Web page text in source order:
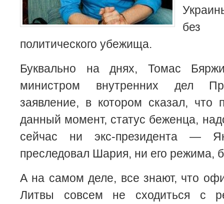
без
политического убежища.
Буквально на днях, Томас
министром внутренних дел
заявление, в котором сказал, что
данный момент, статус беженца,
сейчас ни экс-президента —
преследовал Шария, ни его режима,
А на самом деле, все знают, что
Литвы совсем не сходиться с